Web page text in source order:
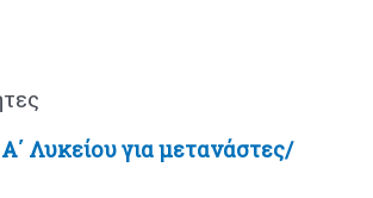
Λυκείου για μετανάστες/